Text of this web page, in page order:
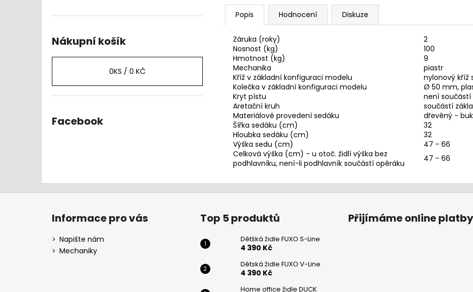
Nákupní košík
0KS / 0 KČ
Facebook
Popis Hodnocení Diskuze
Záruka (roky)
2
Nosnost (kg)
100
Hmotnost (kg)
9
Mechanika
piastr
Kříž v základní konfiguraci modelu
nylonový
Kolečka v základní konfiguraci modelu
Ø 50 mm,
Kryt pístu
není
Aretační kruh
součástí
Materiálové provedení sedáku
dřevěný - buk
Šířka sedáku (cm)
32
Hloubka sedáku (cm)
32
Výška sedu (cm)
47 - 66
Celková výška (cm) - u otoč. židlí výška bez
podhlavníku, není-li podhlavník součástí opěráku
47 - 66
Z
Informace pro vás
Napište nám
Mechaniky
Top 5 produktů
Dětšká židle FUXO S-Line
4 390 Kč
Dětská židle FUXO V-Line
4 390 Kč
Home office židle DUCK
Přijímáme online platby